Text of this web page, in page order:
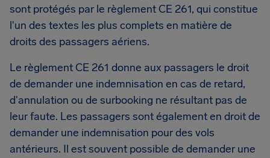
sont protégés par le règlement CE 261, qui constitue
l'un des textes les plus complets en matière de
droits des passagers aériens.
Le règlement CE 261 donne aux passagers le droit
de demander une indemnisation en cas de retard,
d'annulation ou de surbooking ne résultant pas de
leur faute. Les passagers sont également en droit de
demander une indemnisation pour des vols
antérieurs. Il est souvent possible de demander une